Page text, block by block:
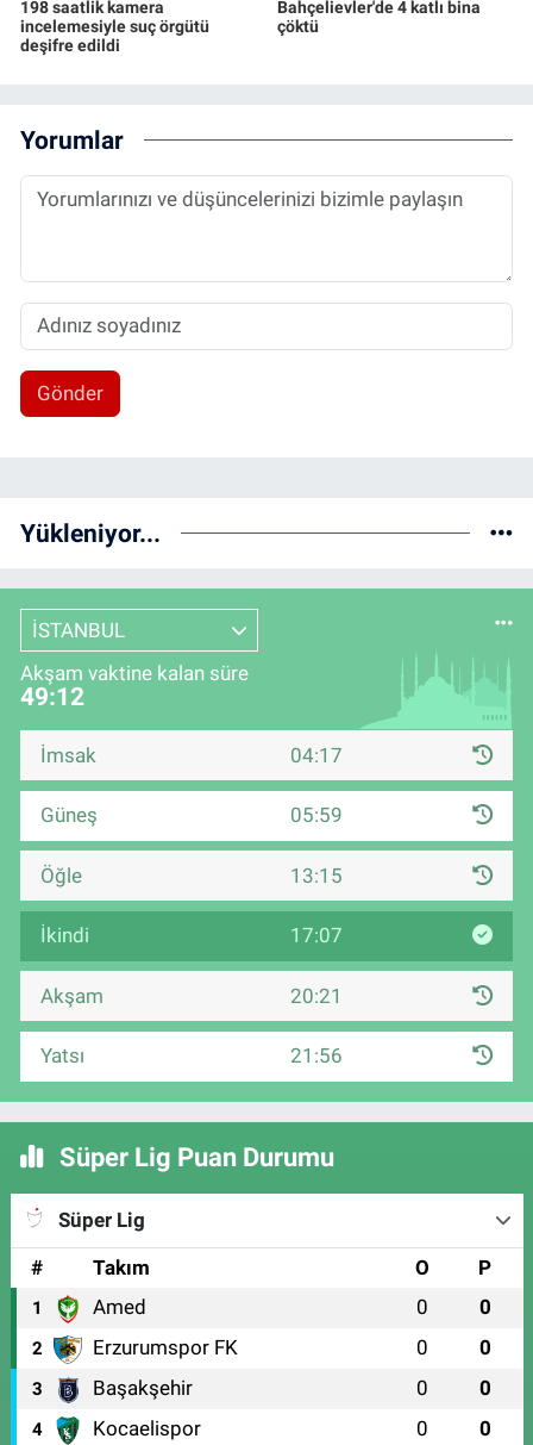
198 saatlik kamera
incelemesiyle suç örgütü
deşifre edildi
Bahçelievler'de 4 katlı bina
çöktü
Yorumlar
Gönder
Yükleniyor...
İSTANBUL
Akşam vaktine kalan süre
49:11
İmsak 04:17
Güneş 05:59
Öğle 13:15
İkindi 17:07
Akşam 20:21
Yatsı 21:56
Süper Lig Puan Durumu
Süper Lig
#
Takım O P
1 Amed 0 0
2 Erzurumspor FK 0 0
3 Başakşehir 0 0
4 Kocaelispor 0 0